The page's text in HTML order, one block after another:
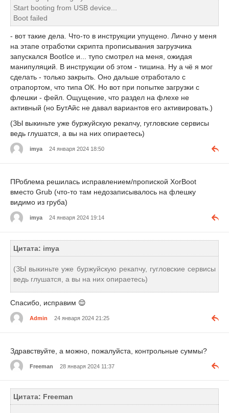
Start booting from USB device...
Boot failed
- вот такие дела. Что-то в инструкции упущено. Лично у меня
на этапе отработки скрипта прописывания загрузчика
запускался BootIce и... тупо смотрел на меня, ожидая
манипуляций. В инструкции об этом - тишина. Ну а чё я мог
сделать - только закрыть. Оно дальше отработало с
отрапортом, что типа ОК. Но вот при попытке загрузки с
флешки - фейл. Ощущение, что раздел на флехе не
активный (но БутАйс не давал вариантов его активировать.)
(ЗЫ выкиньте уже буржуйскую рекапчу, гугловские сервисы
ведь глушатся, а вы на них опираетесь)
imya 24 января 2024 18:50
ПРоблема решилась исправлением/пропиской XorBoot
вместо Grub (что-то там недозаписывалось на флешку
видимо из груба)
imya 24 января 2024 19:14
Цитата: imya
(ЗЫ выкиньте уже буржуйскую рекапчу, гугловские сервисы
ведь глушатся, а вы на них опираетесь)
Спасибо, исправим 😌
Admin 24 января 2024 21:25
Здравствуйте, а можно, пожалуйста, контрольные суммы?
Freeman 28 января 2024 11:37
Цитата: Freeman